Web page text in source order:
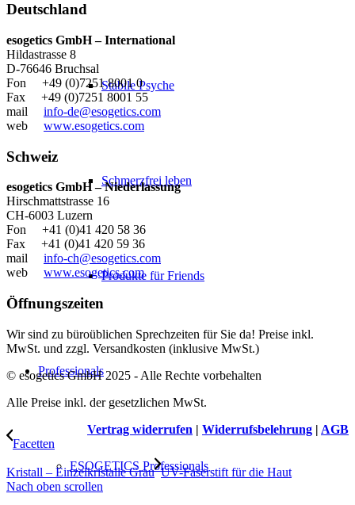
Stabile Psyche
Schmerzfrei leben
Produkte für Friends
Professionals
ESOGETICS Professionals
Deutschland
esogetics GmbH – International
Hildastrasse 8
D-76646 Bruchsal
Fon +49 (0)7251 8001 0
Fax +49 (0)7251 8001 55
mail info-de@esogetics.com
web www.esogetics.com
Schweiz
esogetics GmbH – Niederlassung
Hirschmattstrasse 16
CH-6003 Luzern
Fon +41 (0)41 420 58 36
Fax +41 (0)41 420 59 36
mail info-ch@esogetics.com
web www.esogetics.com
Öffnungszeiten
Wir sind zu büroüblichen Sprechzeiten für Sie da! Preise inkl.
MwSt. und zzgl. Versandkosten (inklusive MwSt.)
© esogetics GmbH 2025 - Alle Rechte vorbehalten
Alle Preise inkl. der gesetzlichen MwSt.
Vertrag widerrufen | Widerrufsbelehrung | AGB
Facetten
Kristall – Einzelkristalle Grau UV-Faserstift für die Haut
Nach oben scrollen